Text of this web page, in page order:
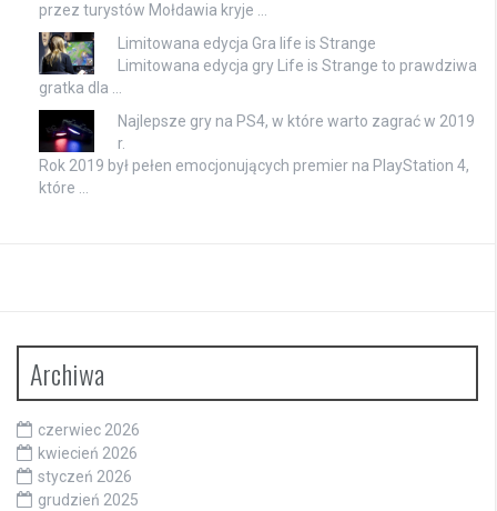
przez turystów Mołdawia kryje …
Limitowana edycja Gra life is Strange
Limitowana edycja gry Life is Strange to prawdziwa
gratka dla …
Najlepsze gry na PS4, w które warto zagrać w 2019
r.
Rok 2019 był pełen emocjonujących premier na PlayStation 4,
które …
Archiwa
czerwiec 2026
kwiecień 2026
styczeń 2026
grudzień 2025